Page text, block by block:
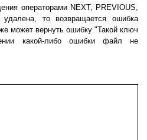
операторами NEXT, PREVIOUS,
то возвращается ошибка
может вернуть ошибку "Такой ключ
какой-либо ошибки файл не